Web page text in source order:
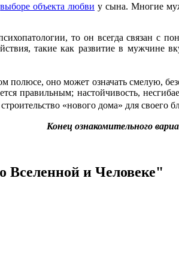
выборе объекта любви у сына. Многие
то он всегда связан с
такие как развитие в мужчине
полюсе, оно может означать смелую,
правильным; настойчивость,
«нового дома» для своего
Конец ознакомительного
Вселенной и Человеке"